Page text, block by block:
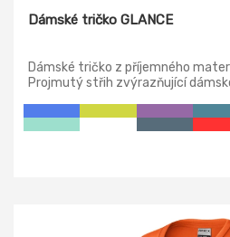
Dámské tričko GLANCE
Dámské tričko z příjemného
Projmutý střih zvýrazňující